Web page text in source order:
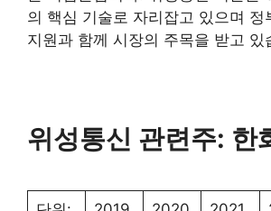
의 핵심 기술로 자리잡고 있으며 정
지원과 함께 시장의 주목을 받고 있
위성통신 관련주: 한